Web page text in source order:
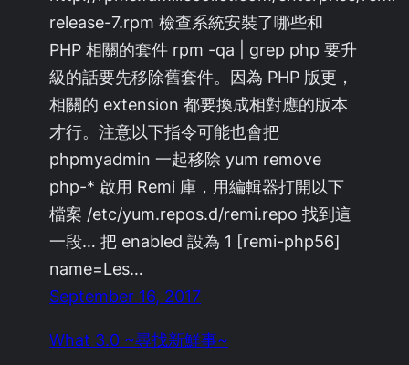
release-7.rpm 檢查系統安裝了哪些和
PHP 相關的套件 rpm -qa | grep php 要升
級的話要先移除舊套件。因為 PHP 版更，
相關的 extension 都要換成相對應的版本
才行。注意以下指令可能也會把
phpmyadmin 一起移除 yum remove
php-* 啟用 Remi 庫，用編輯器打開以下
檔案 /etc/yum.repos.d/remi.repo 找到這
一段… 把 enabled 設為 1 [remi-php56]
name=Les…
September 16, 2017
What 3.0 ~尋找新鮮事~